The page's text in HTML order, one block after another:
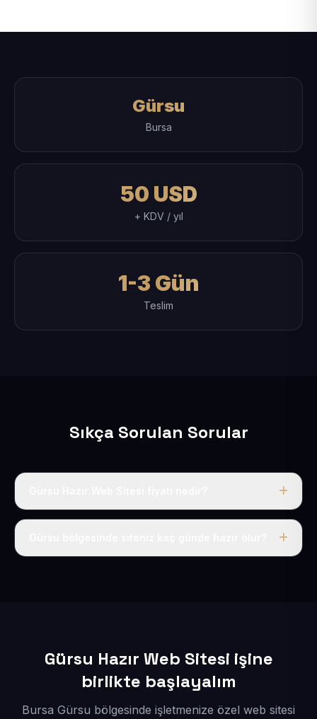
Gürsu
Bursa
50 USD
+ KDV / yıl
1-3 Gün
Teslim
Sıkça Sorulan Sorular
Tek fiyat uygulanır: yıllık 50 USD + KDV. Bu bedele alan
Gürsu Hazır Web Sitesi işine
birlikte başlayalım
Bursa Gürsu bölgesinde işletmenize özel web sitesi